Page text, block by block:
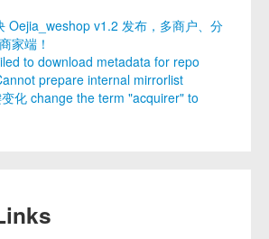
Oejia_weshop v1.2 发布，多商户、分
家端！
to download metadata for repo
prepare internal mirrorlist
化 change the term "acquirer" to